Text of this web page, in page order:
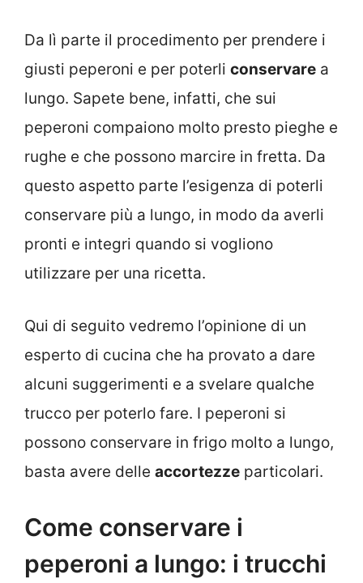
Da lì parte il procedimento per prendere i
giusti peperoni e per poterli conservare a
lungo. Sapete bene, infatti, che sui
peperoni compaiono molto presto pieghe e
rughe e che possono marcire in fretta. Da
questo aspetto parte l’esigenza di poterli
conservare più a lungo, in modo da averli
pronti e integri quando si vogliono
utilizzare per una ricetta.
Qui di seguito vedremo l’opinione di un
esperto di cucina che ha provato a dare
alcuni suggerimenti e a svelare qualche
trucco per poterlo fare. I peperoni si
possono conservare in frigo molto a lungo,
basta avere delle accortezze particolari.
Come conservare i
peperoni a lungo: i trucchi